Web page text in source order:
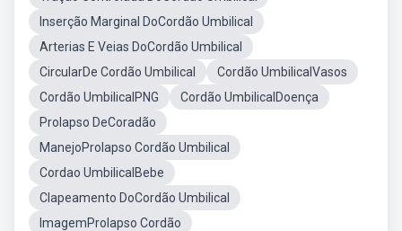
Inserção Marginal DoCordão Umbilical
Arterias E Veias DoCordão Umbilical
CircularDe Cordão Umbilical
Cordão UmbilicalVasos
Cordão UmbilicalPNG
Cordão UmbilicalDoença
Prolapso DeCoradão
ManejoProlapso Cordão Umbilical
Cordao UmbilicalBebe
Clapeamento DoCordão Umbilical
ImagemProlapso Cordão